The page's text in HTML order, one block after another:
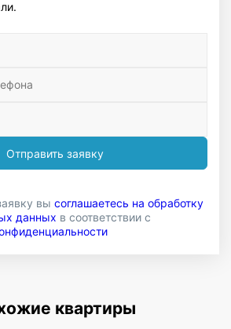
Отправить заявку
вы соглашаетесь на обработку
данных в соответствии с
квартиры